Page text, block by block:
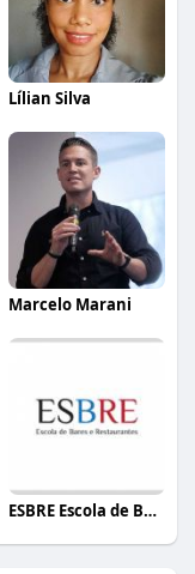
Lílian Silva
Marcelo Marani
ESBRE Escola de Bares e Restaurantes